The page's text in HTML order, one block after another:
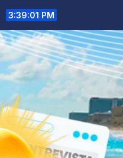
3:39:02 PM